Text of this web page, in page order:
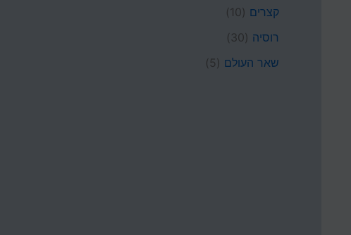
קצרים (10)
רוסיה (30)
שאר העולם (5)